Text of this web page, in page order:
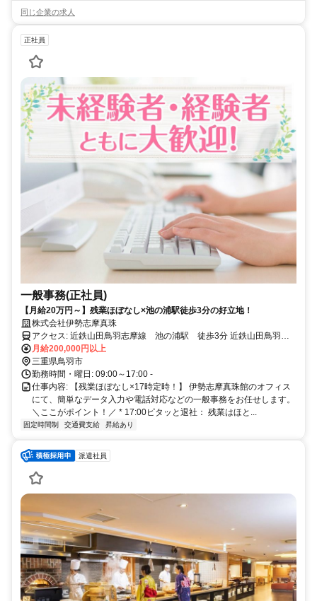
同じ企業の求人
正社員
一般事務(正社員)
【月給20万円～】残業ほぼなし×池の浦駅徒歩3分の好立地！
株式会社伊勢志摩真珠
アクセス: 近鉄山田鳥羽志摩線 池の浦駅 徒歩3分 近鉄山田鳥羽志
月給200,000円以上
三重県鳥羽市
勤務時間・曜日: 09:00～17:00 -
仕事内容: 【残業ほぼなし×17時定時！】 伊勢志摩真珠館のオフィス
にて、簡単なデータ入力や電話対応などの一般事務をお任せします。
＼ここがポイント！／ * 17:00ピタッと退社： 残業はほと...
固定時間制 交通費支給 昇給あり
派遣社員